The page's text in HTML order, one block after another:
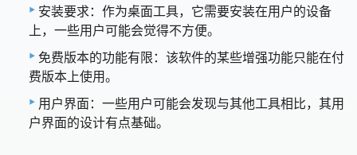
安装要求：作为桌面工具，它需要安装在用户的设备
上，一些用户可能会觉得不方便。
免费版本的功能有限：该软件的某些增强功能只能在付
费版本上使用。
用户界面：一些用户可能会发现与其他工具相比，其用
户界面的设计有点基础。